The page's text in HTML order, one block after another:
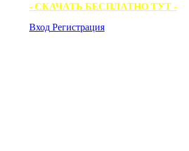
- СКАЧАТЬ БЕСПЛАТНО ТУТ -
Вход Регистрация